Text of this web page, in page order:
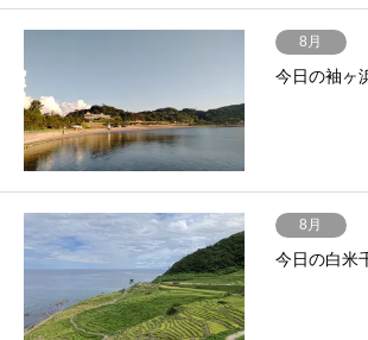
8月
今日の袖ヶ
8月
今日の白米